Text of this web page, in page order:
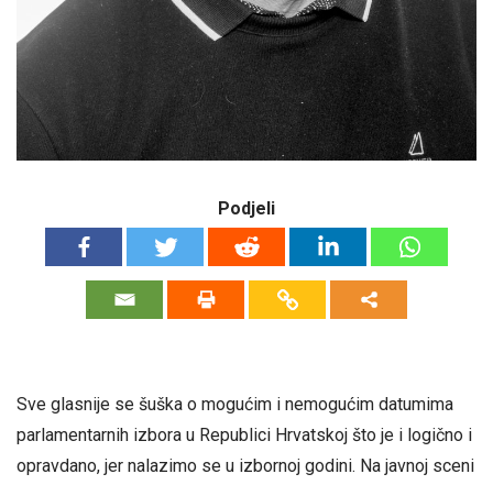
Podjeli
Sve glasnije se šuška o mogućim i nemogućim datumima
parlamentarnih izbora u Republici Hrvatskoj što je i logično i
opravdano, jer nalazimo se u izbornoj godini. Na javnoj sceni